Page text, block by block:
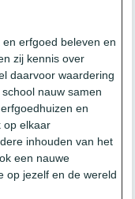
erfgoed beleven en
zij kennis over
daarvoor waardering
nauw samen
en
op elkaar
inhouden van het
een nauwe
op jezelf en de wereld